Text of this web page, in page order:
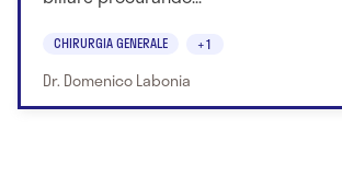
CHIRURGIA GENERALE +1
Dr. Domenico Labonia